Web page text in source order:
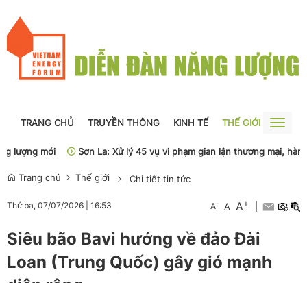
TRANG CHỦ TRUYỀN THÔNG KINH TẾ THẾ GIỚI
Toggle
mới
Sơn La: Xử lý 45 vụ vi phạm gian lận thương mại, hàng
Trang chủ Thế giới Chi tiết tin tức
Thứ ba, 07/07/2026 16:53 A- A A+
Siêu bão Bavi hướng về đảo Đài
Loan (Trung Quốc) gây gió mạnh